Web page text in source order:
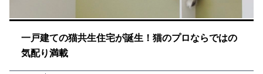
一戸建ての猫共生住宅が誕生！猫のプロならではの
気配り満載